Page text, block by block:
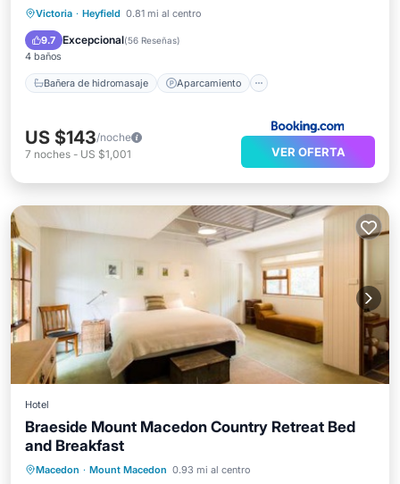
Victoria · Heyfield 0.81 mi al centro
9.7 Excepcional(56 Reseñas)
4 baños
Bañera de hidromasaje Aparcamiento
Bañera de hidromasaje
Piscina
Spa
US $143/noche
7 noches - US $1,001 VER OFERTA
Hotel
Braeside Mount Macedon Country Retreat Bed
and Breakfast
Macedon · Mount Macedon 0.93 mi al centro
Aparcamiento
Vistas